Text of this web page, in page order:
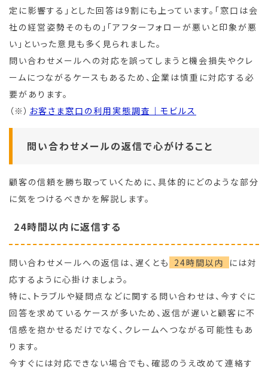
定に影響する」とした回答は9割にも上っています。「窓口は会
社の経営姿勢そのもの」「アフターフォローが悪いと印象が悪
い」といった意見も多く見られました。
問い合わせメールへの対応を誤ってしまうと機会損失やクレ
ームにつながるケースもあるため、企業は慎重に対応する必
要があります。
（※） お客さま窓口の利用実態調査｜モビルス
問い合わせメールの返信で心がけること
顧客の信頼を勝ち取っていくために、具体的にどのような部分
に気をつけるべきかを解説します。
24時間以内に返信する
問い合わせメールへの返信は、遅くとも 24時間以内
には対
応するように心掛けましょう。
特に、トラブルや疑問点などに関する問い合わせは、今すぐに
回答を求めているケースが多いため、返信が遅いと顧客に不
信感を抱かせるだけでなく、クレームへつながる可能性もあ
ります。
今すぐには対応できない場合でも、確認のうえ改めて連絡す